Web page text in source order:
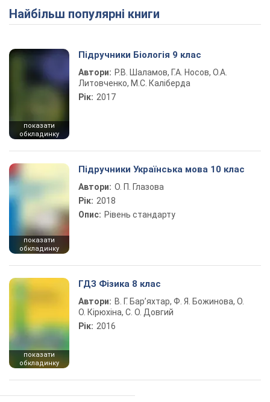
Play Video
Найбільш популярні книги
показати
обкладинку
Підручники Біологія 9 клас
Автори: Р.В. Шаламов, Г.А. Носов, О.А.
Литовченко, М.С. Каліберда
Рік: 2017
показати
обкладинку
Підручники Українська мова 10 клас
Автори: О. П. Глазова
Рік: 2018
Опис: Рівень стандарту
показати
обкладинку
ГДЗ Фізика 8 клас
Автори: В. Г. Бар’яхтар, Ф. Я. Божинова, О.
О. Кірюхіна, С. О. Довгий
Рік: 2016